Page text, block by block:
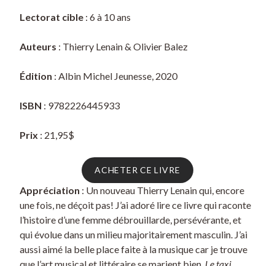
Lectorat cible : 6 à 10 ans
Auteurs : Thierry Lenain & Olivier Balez
Édition : Albin Michel Jeunesse, 2020
ISBN : 9782226445933
Prix : 21,95$
ACHETER CE LIVRE
Appréciation : Un nouveau Thierry Lenain qui, encore
une fois, ne déçoit pas! J’ai adoré lire ce livre qui raconte
l’histoire d’une femme débrouillarde, persévérante, et
qui évolue dans un milieu majoritairement masculin. J’ai
aussi aimé la belle place faite à la musique car je trouve